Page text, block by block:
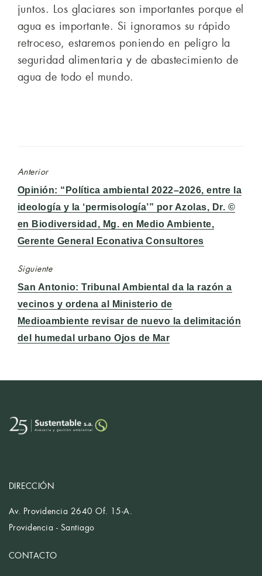
juntos. Los glaciares son importantes porque el
agua es importante. Si ignoramos su rápido
retroceso, estaremos poniendo en peligro la
seguridad alimentaria y de abastecimiento de
agua de todo el mundo.
Anterior
Entrada
anterior:
Opinión: “Política ambiental 2022–2026, entre la
ideología y la ‘permisología’” por Azolas, Dr. ©
en Biodiversidad, Mg. en Medio Ambiente,
Gerente General Econativa Consultores
Siguiente
Entrada
siguiente:
San Antonio: Tribunal Ambiental da la razón a
vecinos y ordena al Ministerio de
Medioambiente revisar de nuevo la delimitación
del humedal urbano Ojos de Mar
DIRECCIÓN
Av. Providencia 2640 Of. 15-A.
Providencia - Santiago
CONTACTO